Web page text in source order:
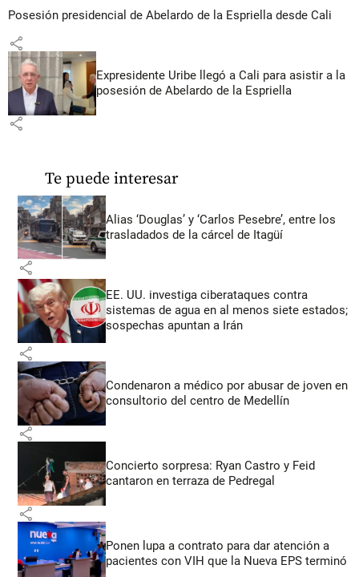
Posesión presidencial de Abelardo de la Espriella desde Cali
share
Expresidente Uribe llegó a Cali para asistir a la
posesión de Abelardo de la Espriella
share
Te puede interesar
Alias ‘Douglas’ y ‘Carlos Pesebre’, entre los
trasladados de la cárcel de Itagüí
share
EE. UU. investiga ciberataques contra
sistemas de agua en al menos siete estados;
sospechas apuntan a Irán
share
Condenaron a médico por abusar de joven en
consultorio del centro de Medellín
share
Concierto sorpresa: Ryan Castro y Feid
cantaron en terraza de Pedregal
share
Ponen lupa a contrato para dar atención a
pacientes con VIH que la Nueva EPS terminó